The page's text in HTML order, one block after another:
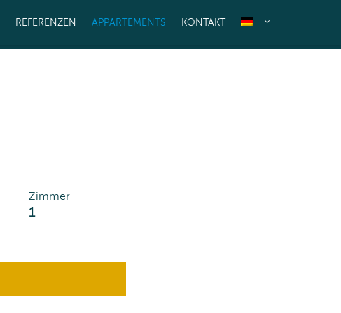
REFERENZEN APPARTEMENTS KONTAKT
Zimmer
1